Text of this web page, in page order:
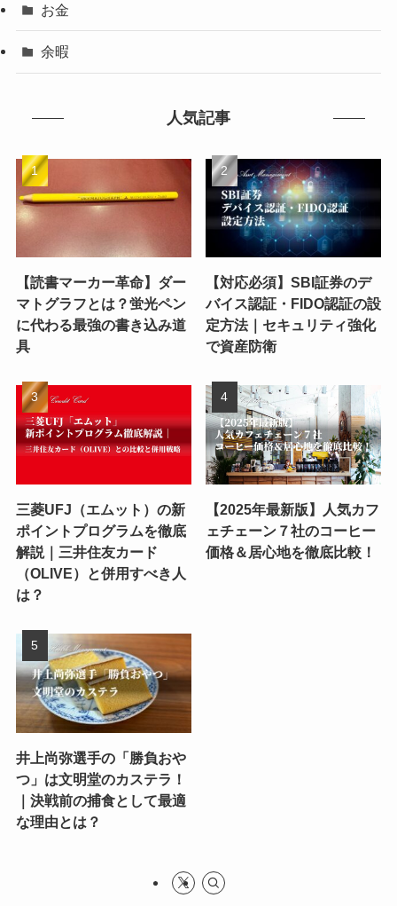
お金
余暇
人気記事
【読書マーカー革命】ダー
マトグラフとは？蛍光ペン
に代わる最強の書き込み道
具
【対応必須】SBI証券のデ
バイス認証・FIDO認証の設
定方法｜セキュリティ強化
で資産防衛
三菱UFJ（エムット）の新
ポイントプログラムを徹底
解説｜三井住友カード
（OLIVE）と併用すべき人
は？
【2025年最新版】人気カフ
ェチェーン７社のコーヒー
価格＆居心地を徹底比較！
井上尚弥選手の「勝負おや
つ」は文明堂のカステラ！
｜決戦前の捕食として最適
な理由とは？